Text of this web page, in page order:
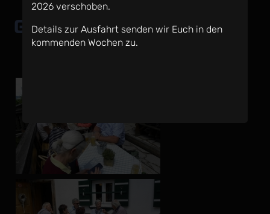
Grillfeier 2018
2026 verschoben.
Details zur Ausfahrt senden wir Euch in den
kommenden Wochen zu.